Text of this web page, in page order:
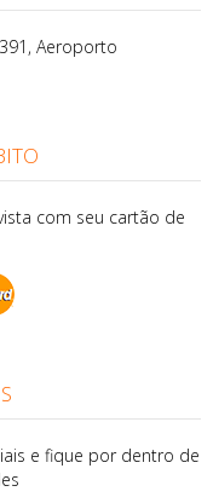
Aeroporto
com seu cartão de
e fique por dentro de